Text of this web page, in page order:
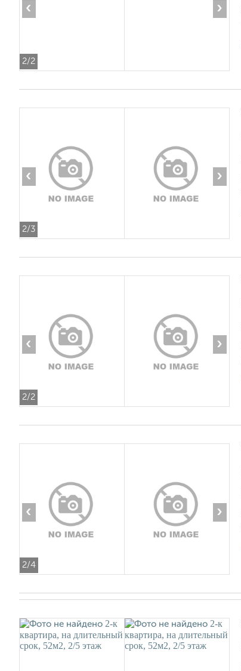
2/2
‹ ›
2/3
‹ ›
2/2
‹ ›
2/4
‹ ›